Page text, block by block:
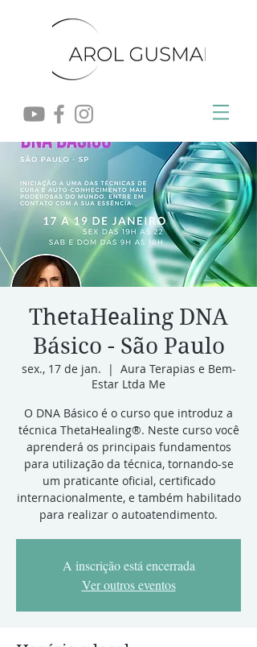
ThetaHealing DNA
Básico - São Paulo
sex., 17 de jan.
  |
Aura Terapias e Bem-
Estar Ltda Me
O DNA Básico é o curso que introduz a
técnica ThetaHealing®. Neste curso você
aprenderá os principais fundamentos
para utilização da técnica, tornando-se
um praticante oficial, certificado
internacionalmente, e também habilitado
para realizar o autoatendimento.
A inscrição está encerrada
Ver outros eventos